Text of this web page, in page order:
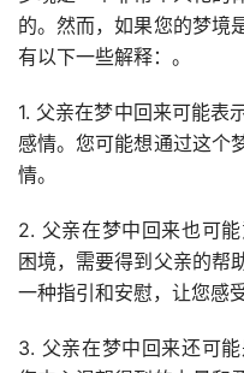
的。然而，如果您的梦境
有以下一些解释：。
1. 父亲在梦中回来可能表
感情。您可能想通过这个
情。
2. 父亲在梦中回来也可
困境，需要得到父亲的帮
一种指引和安慰，让您感
3. 父亲在梦中回来还可